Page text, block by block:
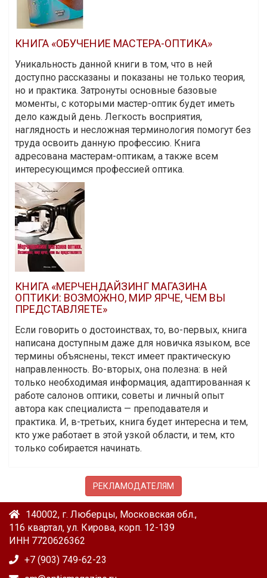
КНИГА «ОБУЧЕНИЕ МАСТЕРА-ОПТИКА»
Уникальность данной книги в том, что в ней
доступно рассказаны и показаны не только теория,
но и практика. Затронуты основные базовые
моменты, с которыми мастер-оптик будет иметь
дело каждый день. Легкость восприятия,
наглядность и несложная терминология помогут без
труда освоить данную профессию. Книга
адресована мастерам-оптикам, а также всем
интересующимся профессией оптика.
КНИГА «МЕРЧЕНДАЙЗИНГ МАГАЗИНА
ОПТИКИ: ВОЗМОЖНО, МИР ЯРЧЕ, ЧЕМ ВЫ
ПРЕДСТАВЛЯЕТЕ»
Если говорить о достоинствах, то, во-первых, книга
написана доступным даже для новичка языком, все
термины объяснены, текст имеет практическую
направленность. Во-вторых, она полезна: в ней
только необходимая информация, адаптированная к
работе салонов оптики, советы и личный опыт
автора как специалиста — преподавателя и
практика. И, в-третьих, книга будет интересна и тем,
кто уже работает в этой узкой области, и тем, кто
только собирается начинать.
РЕКЛАМОДАТЕЛЯМ
140002, г. Люберцы, Московская обл.,
116 квартал, ул. Кирова, корп. 12-139
ИНН 7720626362
+7 (903) 749-62-23